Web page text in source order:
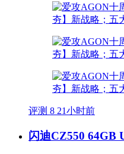
评测 8 21小时前
闪迪CZ550 64GB